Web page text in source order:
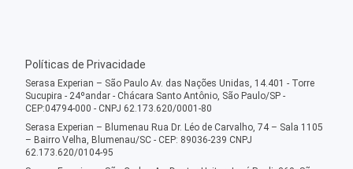
Políticas de Privacidade
Serasa Experian – São Paulo Av. das Nações Unidas, 14.401 - Torre
Sucupira - 24ºandar - Chácara Santo Antônio, São Paulo/SP -
CEP:04794-000 - CNPJ 62.173.620/0001-80
Serasa Experian – Blumenau Rua Dr. Léo de Carvalho, 74 – Sala 1105
– Bairro Velha, Blumenau/SC - CEP: 89036-239 CNPJ
62.173.620/0104-95